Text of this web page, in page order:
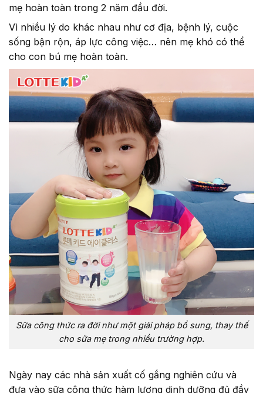
mẹ hoàn toàn trong 2 năm đầu đời.
Vì nhiều lý do khác nhau như cơ địa, bệnh lý, cuộc
sống bận rộn, áp lực công việc… nên mẹ khó có thể
cho con bú mẹ hoàn toàn.
Sữa công thức ra đời như một giải pháp bổ sung, thay thế
cho sữa mẹ trong nhiều trường hợp.
Ngày nay các nhà sản xuất cố gắng nghiên cứu và
đưa vào sữa công thức hàm lượng dinh dưỡng đủ đầy